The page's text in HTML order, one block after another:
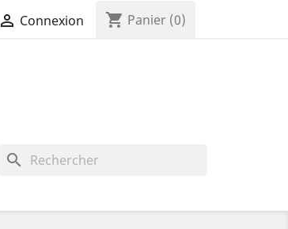
 Connexion shopping_cart Panier (0)
search